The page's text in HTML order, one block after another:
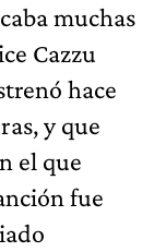
muchas
Cazzu
hace
y que
el que
fue